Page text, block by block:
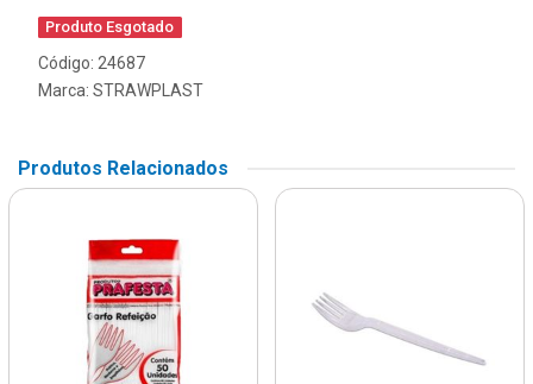
Produto Esgotado
Código: 24687
Marca: STRAWPLAST
Produtos Relacionados